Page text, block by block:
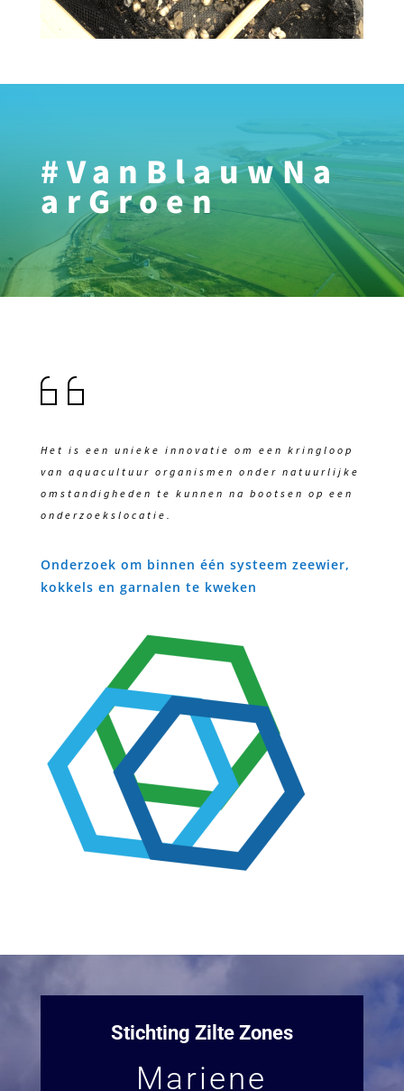
#VanBlauwNa
arGroen
Het is een unieke innovatie om een kringloop
van aquacultuur organismen onder natuurlijke
omstandigheden te kunnen na bootsen op een
onderzoekslocatie.
Onderzoek om binnen één systeem zeewier,
kokkels en garnalen te kweken
Stichting Zilte Zones
Mariene